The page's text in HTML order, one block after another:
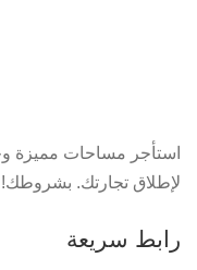
استأجر مساحات مميزة
لإطلاق تجارتك. بشروطك!
رابط سريعة